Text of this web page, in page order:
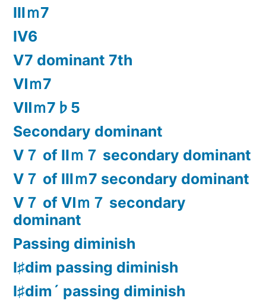
Ⅲｍ7
Ⅳ6
Ⅴ7 dominant 7th
Ⅵｍ7
Ⅶｍ7♭5
Secondary dominant
Ⅴ７ of Ⅱｍ７ secondary dominant
Ⅴ７ of Ⅲｍ7 secondary dominant
Ⅴ７ of Ⅵｍ７ secondary
dominant
Passing diminish
Ⅰ♯dim passing diminish
Ⅰ♯dim´ passing diminish